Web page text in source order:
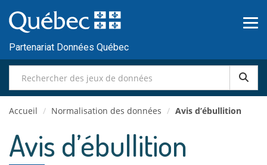
au
contenu
Partenariat Données Québec
Accueil / Normalisation des données / Avis d’ébullition
Avis d’ébullition